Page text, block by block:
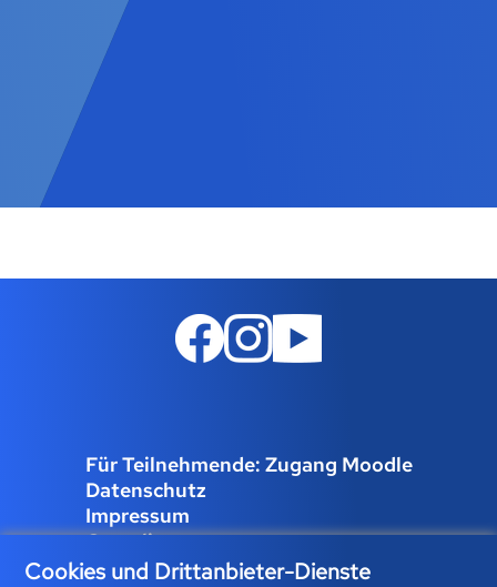
Für Teilnehmende: Zugang Moodle
Datenschutz
Impressum
Compliance
Job und Karriere
Cookies und Drittanbieter-Dienste